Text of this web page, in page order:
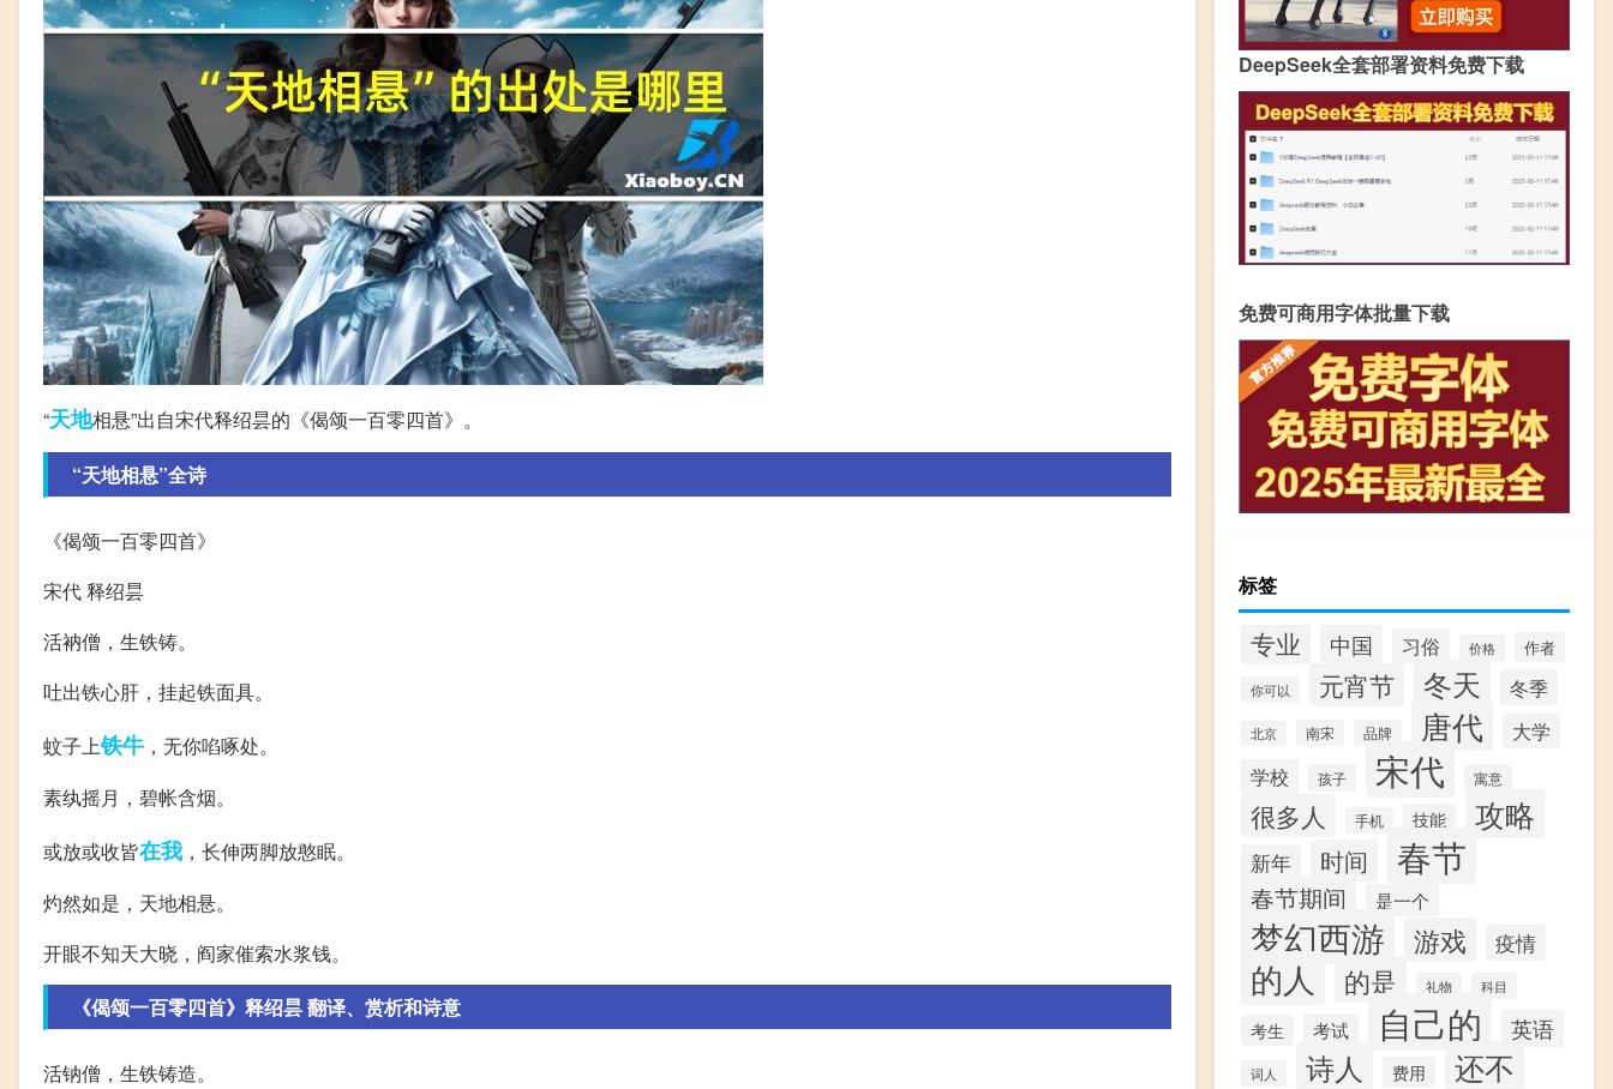
“天地相悬”出自宋代释绍昙的《偈颂一百零四首》。
“天地相悬”全诗
《偈颂一百零四首》
宋代 释绍昙
活衲僧，生铁铸。
吐出铁心肝，挂起铁面具。
蚊子上铁牛 ，无你啗啄处。
素纨摇月，碧帐含烟。
或放或收皆在我 ，长伸两脚放憨眠。
灼然如是，天地相悬。
开眼不知天大晓，阎家催索水浆钱。
《偈颂一百零四首》释绍昙 翻译、赏析和诗意
活钠僧，生铁铸造。
DeepSeek全套部署资料免费下载
免费可商用字体批量下载
标签
专业 中国 习俗 价格 作者
你可以 元宵节 冬天 冬季
北京 南宋 品牌 唐代
大学
学校
孩子 宋代 寓意
很多人 手机 技能 攻略
新年 时间 春节
春节期间 是一个
梦幻西游 游戏 疫情
的人 的是 礼物 科目
考生 考试 自己的 英语
词人 诗人 费用 还不